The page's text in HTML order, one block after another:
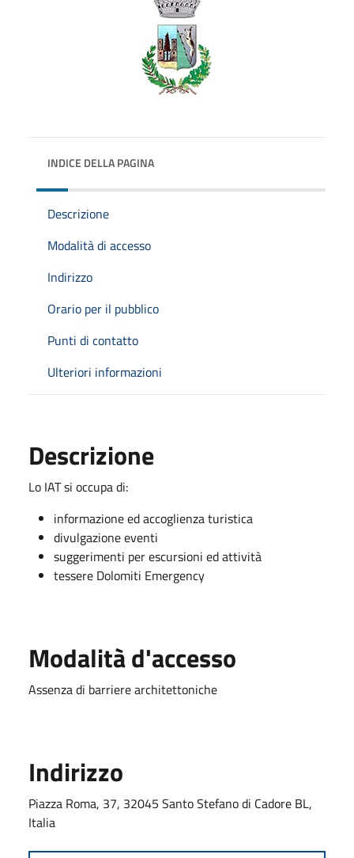
INDICE DELLA PAGINA
Descrizione
Modalità di accesso
Indirizzo
Orario per il pubblico
Punti di contatto
Ulteriori informazioni
Descrizione
Lo IAT si occupa di:
informazione ed accoglienza turistica
divulgazione eventi
suggerimenti per escursioni ed attività
tessere Dolomiti Emergency
Modalità d'accesso
Assenza di barriere architettoniche
Indirizzo
Piazza Roma, 37, 32045 Santo Stefano di Cadore BL,
Italia